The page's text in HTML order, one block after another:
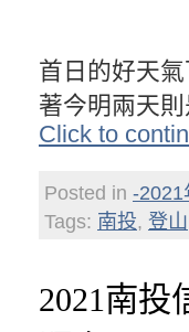
首日的好天
著今明兩天
Click to
Posted in -2021
Tags: 南投, 登山
2021南投